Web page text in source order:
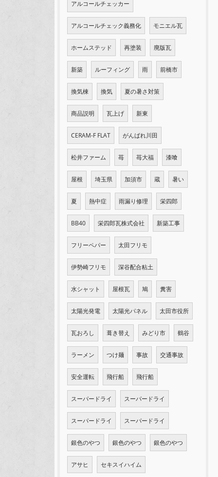
アルコールチェッカー
アルコールチェック義務化 モニエル瓦
ホームステッド 再塗装 廃版瓦
新築 ルーフィング 雨 前橋市
換気棟 換気 夏の暑さ対策
商品説明 瓦上げ 新東
CERAM-F FLAT がんばれ川田
松井ファーム 苺 苺大福 漆喰
屋根 埼玉県 加須市 蔵 暑い
夏 熱中症 雨漏り修理 栄四郎
BB40 栄四郎瓦株式会社 新築工事
フリーペパー 太田フリモ
伊勢崎フリモ 深谷配合粘土
水シャット 屋根瓦 鳩 糞害
太陽光発電 太陽光パネル 太田市役所
瓦おろし 葺き替え みどり市 鶴谷
ラーメン つけ麺 事故 交通事故
安全運転 飛行船 飛行船
スーパードライ スーパードライ
スーパードライ スーパードライ
銀色のやつ 銀色のやつ 銀色のやつ
アサヒ セキスイハイム